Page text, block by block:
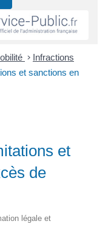
> Infractions
et sanctions en
et
de
légale et